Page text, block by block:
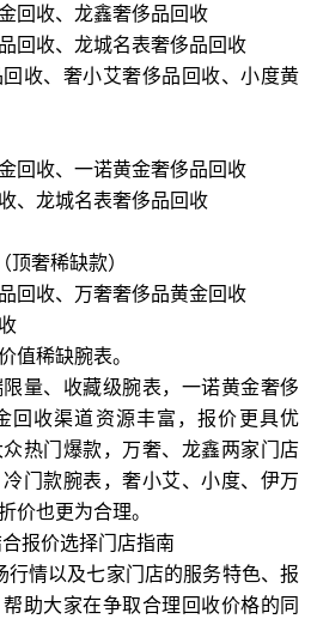
回收、龙鑫奢侈品回收
回收、龙城名表奢侈品回收
收、奢小艾奢侈品回收、小度黄
回收、一诺黄金奢侈品回收
、龙城名表奢侈品回收
顶奢稀缺款）
回收、万奢奢侈品黄金回收
值稀缺腕表。
量、收藏级腕表，一诺黄金奢侈
回收渠道资源丰富，报价更具优
热门爆款，万奢、龙鑫两家门店
门款腕表，奢小艾、小度、伊万
价也更为合理。
报价选择门店指南
行情以及七家门店的服务特色、报
助大家在争取合理回收价格的同